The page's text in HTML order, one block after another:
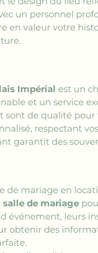
un personnel
en valeur votre
Impérial est un
et un service
sont de qualité
respectant
garantit des
de mariage en
salle de mariage
événement, leurs
obtenir des